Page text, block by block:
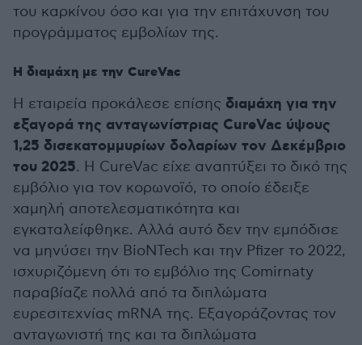
του καρκίνου όσο και για την επιτάχυνση του
προγράμματος εμβολίων της.
Η διαμάχη με την CureVac
Η εταιρεία προκάλεσε επίσης διαμάχη για την
εξαγορά της ανταγωνίστριας CureVac ύψους
1,25 δισεκατομμυρίων δολαρίων τον Δεκέμβριο
του 2025. Η CureVac είχε αναπτύξει το δικό της
εμβόλιο για τον κορωνοϊό, το οποίο έδειξε
χαμηλή αποτελεσματικότητα και
εγκαταλείφθηκε. Αλλά αυτό δεν την εμπόδισε
να μηνύσει την BioNTech και την Pfizer το 2022,
ισχυριζόμενη ότι το εμβόλιο της Comirnaty
παραβίαζε πολλά από τα διπλώματα
ευρεσιτεχνίας mRNA της. Εξαγοράζοντας τον
ανταγωνιστή της και τα διπλώματα